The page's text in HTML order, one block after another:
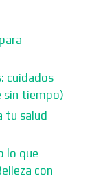
cuidados
sin tiempo)
tu salud
lo que
con